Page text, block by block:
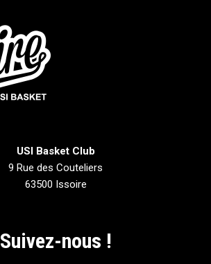
USI Basket Club
9 Rue des Couteliers
63500 Issoire
Suivez-nous !